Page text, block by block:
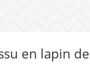
en lapin